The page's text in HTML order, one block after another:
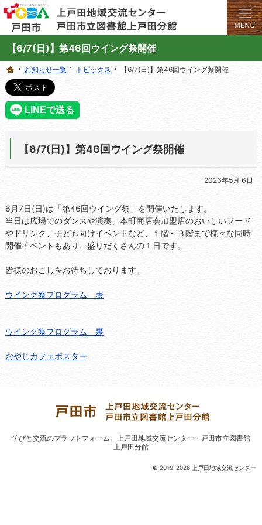
【6/7(日)】第46回ウイング祭開催
学びと交流のプラットフォーム。地域の講座や施設をご案内しています。
上戸田地域交流センターや戸田市立図書館上戸田分館の総合案内サイト
ホーム
お知らせ一覧 トピックス 【6/7(日)】第46回ウイング祭開催
【6/7(日)】第46回ウイング祭開催
2026年5月 6日
6月7日(日)は「第46回ウイング祭」を開催いたします。
当日は広場でのダンスや演奏、本町商店会加盟店のおいしいフード
やドリンク、子ども向けイベントなど、１階～３階まで様々な同時
開催イベントもあり、盛りだくさんの１日です。
皆様のおこしをお待ちしております。
ウイング祭プログラム 表
ウイング祭プログラム 裏
おやじカフェポスター
ホーム
お知らせ一覧 トピックス 【6/7(日)】第46回ウイング祭開催
© 2019-2026 上戸田地域交流センター
学びと交流のプラットフォーム。
上戸田地域交流センター・戸田市立図書館
上戸田分館